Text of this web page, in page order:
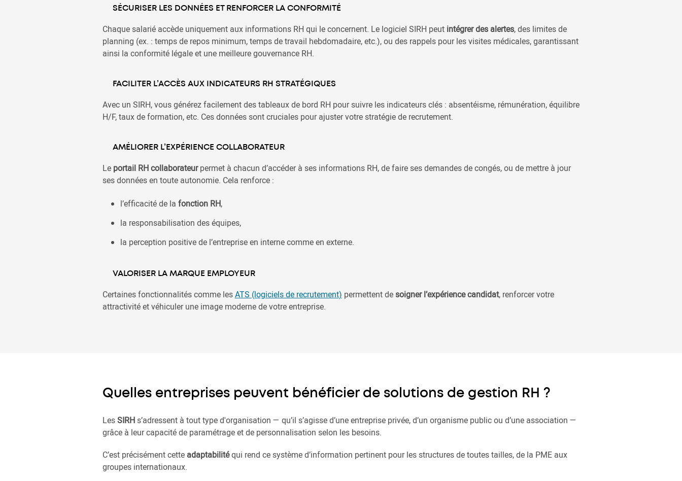
SÉCURISER LES DONNÉES ET RENFORCER LA CONFORMITÉ
Chaque salarié accède uniquement aux informations RH qui le concernent. Le logiciel SIRH peut intégrer des alertes, des limites de
planning (ex. : temps de repos minimum, temps de travail hebdomadaire, etc.), ou des rappels pour les visites médicales, garantissant
ainsi la conformité légale et une meilleure gouvernance RH.
FACILITER L’ACCÈS AUX INDICATEURS RH STRATÉGIQUES
Avec un SIRH, vous générez facilement des tableaux de bord RH pour suivre les indicateurs clés : absentéisme, rémunération, équilibre
H/F, taux de formation, etc. Ces données sont cruciales pour ajuster votre stratégie de recrutement.
AMÉLIORER L’EXPÉRIENCE COLLABORATEUR
Le portail RH collaborateurpermet à chacun d’accéder à ses informations RH, de faire ses demandes de congés, ou de mettre à jour
ses données en toute autonomie. Cela renforce :
l’efficacité de la fonction RH,
la responsabilisation des équipes,
la perception positive de l’entreprise en interne comme en externe.
VALORISER LA MARQUE EMPLOYEUR
Certaines fonctionnalités comme lesATS (logiciels de recrutement) permettent de soigner l’expérience candidat, renforcer votre
attractivité et véhiculer une image moderne de votre entreprise.
Quelles entreprises peuvent bénéficier de solutions de gestion RH ?
LesSIRHs’adressent à tout type d'organisation — qu’il s’agisse d’une entreprise privée, d’un organisme public ou d’une association —
grâce à leur capacité de paramétrage et de personnalisation selon les besoins.
C’est précisément cette adaptabilitéqui rend ce système d’information pertinent pour les structures de toutes tailles, de la PME aux
groupes internationaux.